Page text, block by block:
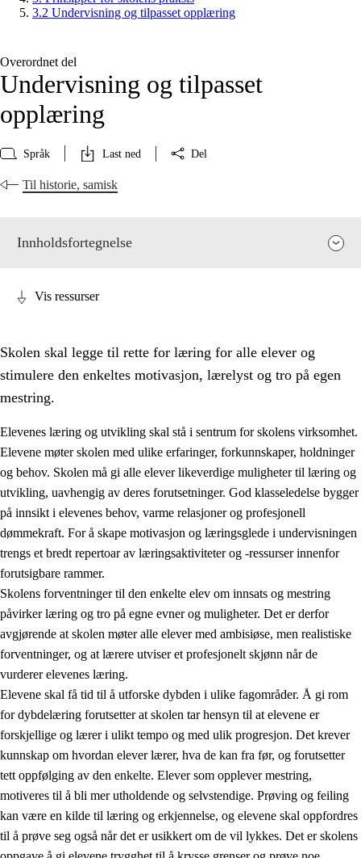
3.2 Undervisning og tilpasset opplæring
Overordnet del
Undervisning og tilpasset
opplæring
Språk Last ned Del
Til historie, samisk
Innholdsfortegnelse
3. Prinsipper for skolens praksis
3.1 Et inkluderende læringsmiljø
3.2 Undervisning og tilpasset opplæring
3.3 Samarbeid mellom hjem og skole
3.4 Opplæring i lærebedrift og arbeidsliv
3.5 Profesjonsfellesskap og skoleutvikling
Vis ressurser
Skolen skal legge til rette for læring for alle elever og
stimulere den enkeltes motivasjon, lærelyst og tro på egen
mestring.
Elevenes læring og utvikling skal stå i sentrum for skolens virksomhet.
Elevene møter skolen med ulike erfaringer, forkunnskaper, holdninger
og behov. Skolen må gi alle elever likeverdige muligheter til læring og
utvikling, uavhengig av deres forutsetninger. God klasseledelse bygger
på innsikt i elevenes behov, varme relasjoner og profesjonell
dømmekraft. For å skape motivasjon og læringsglede i undervisningen
trengs et bredt repertoar av læringsaktiviteter og -ressurser innenfor
forutsigbare rammer.
Skolens forventninger til den enkelte elev om innsats og mestring
påvirker læring og tro på egne evner og muligheter. Det er derfor
avgjørende at skolen møter alle elever med ambisiøse, men realistiske
forventninger, og at lærere utviser et profesjonelt skjønn når de
vurderer elevenes læring.
Elevene skal få tid til å utforske dybden i ulike fagområder. Å gi rom
for dybdelæring forutsetter at skolen tar hensyn til at elevene er
forskjellige og lærer i ulikt tempo og med ulik progresjon. Det krever
kunnskap om hvordan elever lærer, hva de kan fra før, og forutsetter
tett oppfølging av den enkelte. Elever som opplever mestring,
motiveres til å bli mer utholdende og selvstendige. Prøving og feiling
kan være en kilde til læring og erkjennelse, og elevene skal oppfordres
til å prøve seg også når det er usikkert om de vil lykkes. Det er skolens